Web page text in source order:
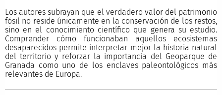
Los autores subrayan que el verdadero valor del patrimonio
fósil no reside únicamente en la conservación de los restos,
sino en el conocimiento científico que genera su estudio.
Comprender cómo funcionaban aquellos ecosistemas
desaparecidos permite interpretar mejor la historia natural
del territorio y reforzar la importancia del Geoparque de
Granada como uno de los enclaves paleontológicos más
relevantes de Europa.